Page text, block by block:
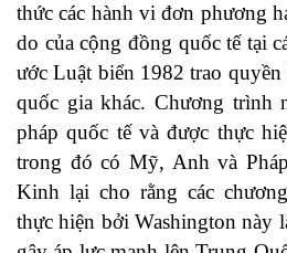
thức các hành vi đơn phương
do của cộng đồng quốc tế tại
ước Luật biển 1982 trao quyền
quốc gia khác. Chương trình
pháp quốc tế và được thực
trong đó có Mỹ, Anh và
Kinh lại cho rằng các
thực hiện bởi Washington này